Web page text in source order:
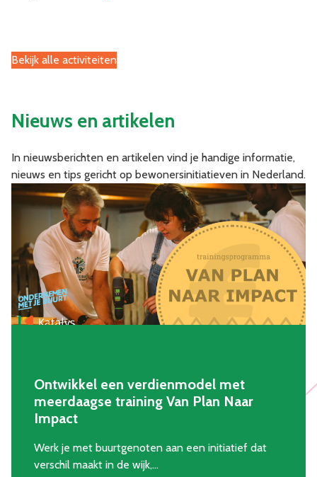
Bekijk alle activiteiten
Nieuws en artikelen
In nieuwsberichten en artikelen vind je handige informatie,
nieuws en tips gericht op bewonersinitiatieven in Nederland.
Ontwikkel een verdienmodel met
meerdaagse training Van Plan Naar
Impact
Werk je met buurtgenoten aan een initiatief dat
verschil maakt in de wijk,…